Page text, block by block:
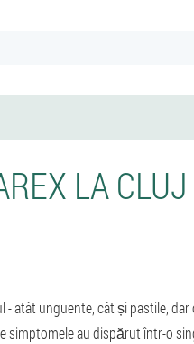
LA CLUJ
atât unguente, cât și pastile, dar
simptomele au dispărut într-o